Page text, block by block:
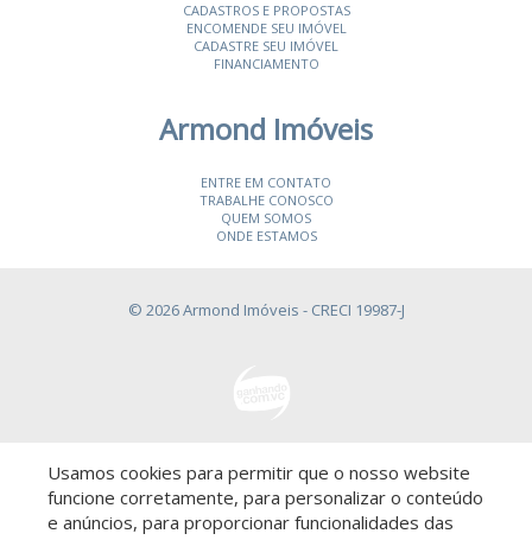
CADASTROS E PROPOSTAS
ENCOMENDE SEU IMÓVEL
CADASTRE SEU IMÓVEL
FINANCIAMENTO
Armond Imóveis
ENTRE EM CONTATO
TRABALHE CONOSCO
QUEM SOMOS
ONDE ESTAMOS
© 2026 Armond Imóveis - CRECI 19987-J
Descomplicado por:
Usamos cookies para permitir que o nosso website
funcione corretamente, para personalizar o conteúdo
e anúncios, para proporcionar funcionalidades das